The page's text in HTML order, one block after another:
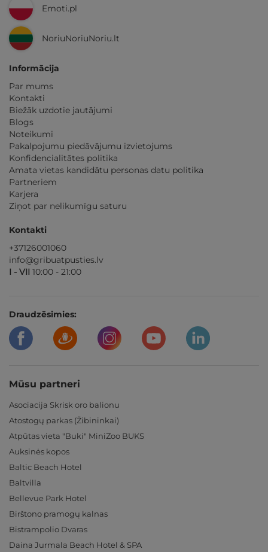
Emoti.pl
NoriuNoriuNoriu.lt
Informācija
Par mums
Kontakti
Biežāk uzdotie jautājumi
Blogs
Noteikumi
Pakalpojumu piedāvājumu izvietojums
Konfidencialitātes politika
Amata vietas kandidātu personas datu politika
Partneriem
Karjera
Ziņot par nelikumīgu saturu
Kontakti
+37126001060
info@gribuatpusties.lv
I - VII 10:00 - 21:00
Draudzēsimies:
Mūsu partneri
Asociacija Skrisk oro balionu
Atostogų parkas (Žibininkai)
Atpūtas vieta "Buki" MiniZoo BUKS
Auksinės kopos
Baltic Beach Hotel
Baltvilla
Bellevue Park Hotel
Birštono pramogų kalnas
Bistrampolio Dvaras
Daina Jurmala Beach Hotel & SPA